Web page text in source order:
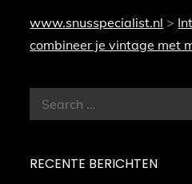
www.snusspecialist.nl >
combineer je vintage met
Search
for:
RECENTE BERICHTEN